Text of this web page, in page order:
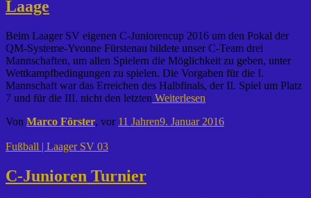
Laage
Beim Laager SV eigenen C-Juniorencup 2016 um den Pokal der
QM-Systeme-Yvonne Fürstenau bildete unser C-Team drei
Mannschaften, um allen Spielern die Möglichkeit zu geben, unter
Wettkampfbedingungen zu spielen. Die Vorgaben für die I.
Mannschaft war das Erreichen des Halbfinals, der II. Spiel um Platz
7 und für die III. nicht den letzten Weiterlesen
Von Marco Förster, vor 11 Jahren9. Januar 2016
Fußball | Laager SV 03
C-Junioren Turnier